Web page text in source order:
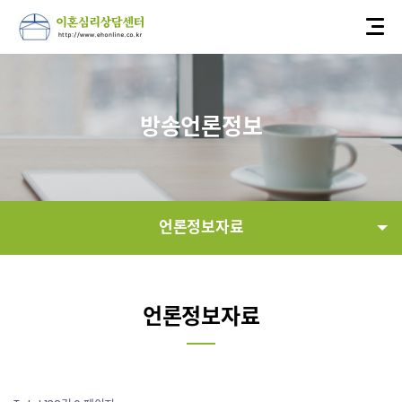
방송언론정보
언론정보자료
언론정보자료
언론정보자료